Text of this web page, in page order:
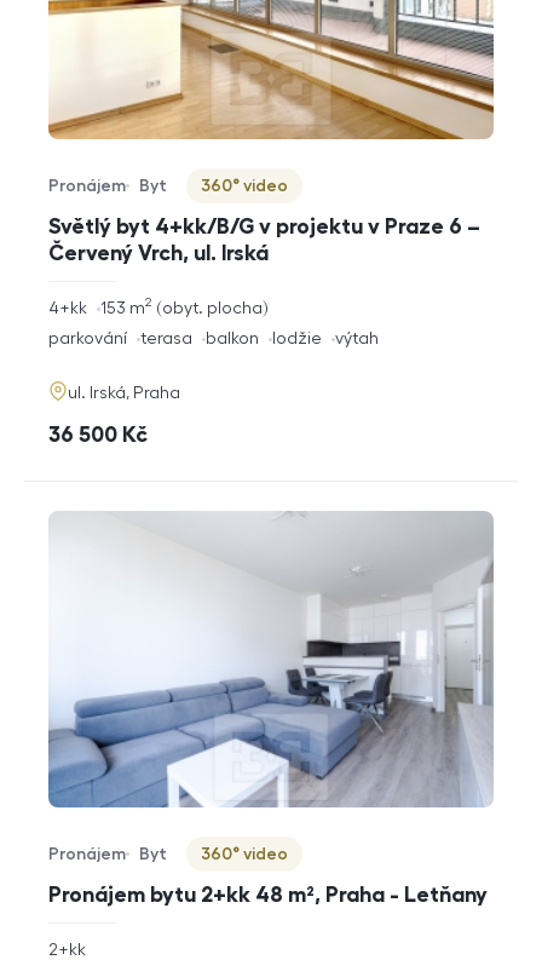
Světlý byt 4+kk/B/G v projektu v Praze 6 –
Červený Vrch, ul. Irská
Typ nabídky
Pronájem
Typ nemovitosti
Byt
Virtuální prohlídka
360° video
rozměry
dispozice
4+kk obyt. plocha
153 m2
funkce
parkování terasa balkon lodžie výtah
adresa
ul. Irská, Praha
cena
36 500 Kč
Pronájem bytu 2+kk 48 m², Praha - Letňany
Typ nabídky
Pronájem
Typ nemovitosti
Byt
Virtuální prohlídka
360° video
rozměry
2+kk